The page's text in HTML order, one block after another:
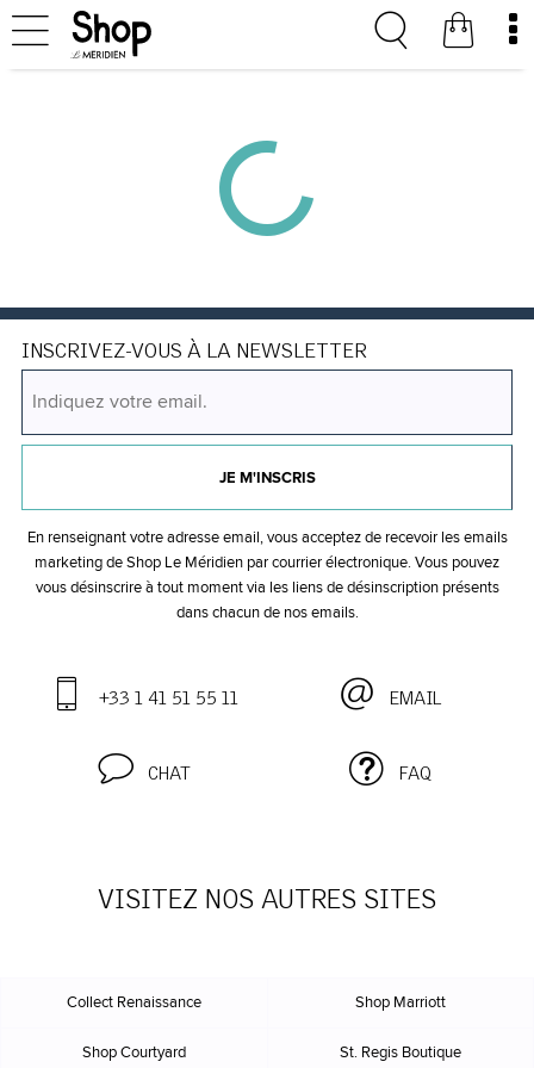
INSCRIVEZ-VOUS À LA NEWSLETTER
JE M'INSCRIS
En renseignant votre adresse email, vous acceptez de recevoir les emails
marketing de Shop Le Méridien par courrier électronique. Vous pouvez
vous désinscrire à tout moment via les liens de désinscription présents
dans chacun de nos emails.
+33 1 41 51 55 11 EMAIL
CHAT FAQ
VISITEZ NOS AUTRES SITES
Collect Renaissance Shop Marriott
Shop Courtyard St. Regis Boutique